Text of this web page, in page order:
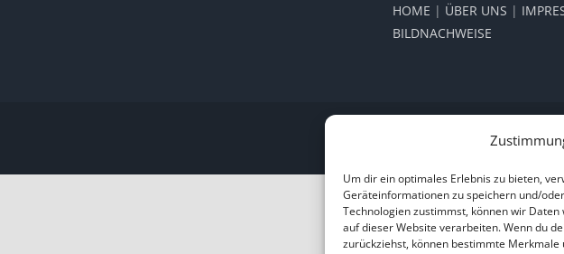
Um dir ein optimales Erlebnis zu bieten,
Geräteinformationen zu speichern und/
Technologien zustimmst, können wir
auf dieser Website verarbeiten. Wenn du
zurückziehst, können bestimmte
HOME | ÜBER UNS |
BILDNACHWEISE